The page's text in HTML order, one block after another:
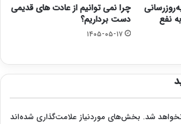
نفع
چرا نمی توانیم از عادت های قدیمی
دست برداریم؟
۱۴۰۵-۰۵-۱۷
شد. بخش‌های موردنیاز علامت‌گذاری شده‌اند